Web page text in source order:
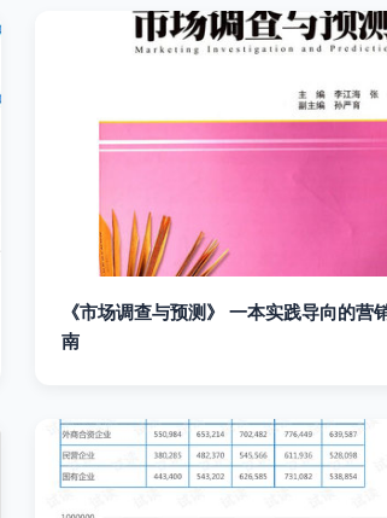
《市场调查与预测》 一本实践导向的营
南